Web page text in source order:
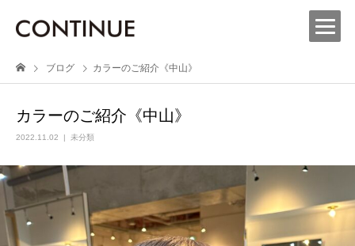
ブログ カラーのご紹介《中山》
カラーのご紹介《中山》
2022.11.02 未分類